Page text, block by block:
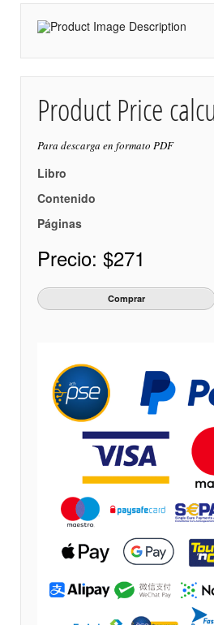
Product Price
Para descarga en formato PDF
Libro
Contenido
Páginas
Precio: $271